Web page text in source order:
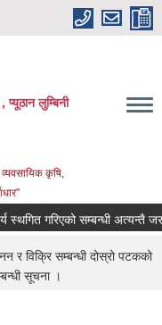
प्यूठान लुम्बिनी
कृषि,
गरिएको सम्बन्धी अत्यन्तै
र विक्रि सम्बन्धी द‍ोस्रो पटकको
सूचना ।